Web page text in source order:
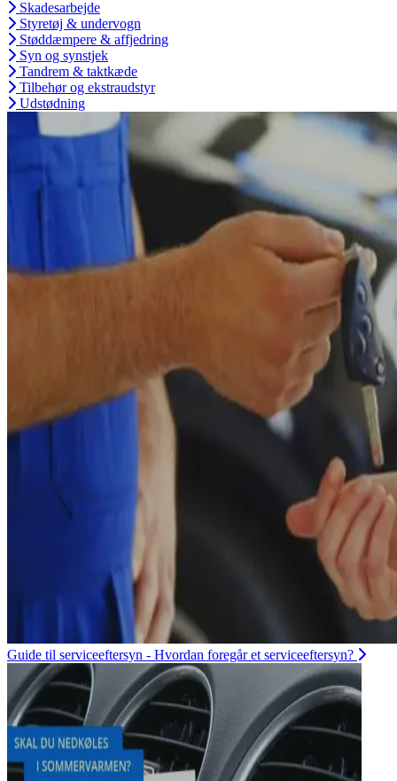
Skadesarbejde
Styretøj & undervogn
Støddæmpere & affjedring
Syn og synstjek
Tandrem & taktkæde
Tilbehør og ekstraudstyr
Udstødning
Guide til serviceeftersyn - Hvordan foregår et serviceeftersyn?